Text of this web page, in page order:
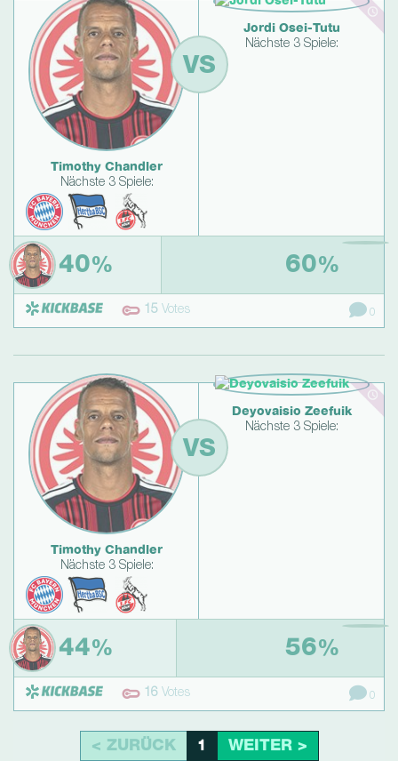
Timothy Chandler
Nächste 3 Spiele:
VS
Jordi Osei-Tutu
Nächste 3 Spiele:
40% 60%
15 Votes 0
Timothy Chandler
Nächste 3 Spiele:
VS
Deyovaisio Zeefuik
Nächste 3 Spiele:
44% 56%
16 Votes 0
< ZURÜCK 1 WEITER >